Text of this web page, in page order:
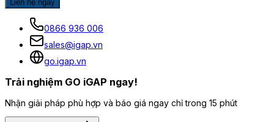
Liên hệ ngay
0866 936 006
sales@igap.vn
go.igap.vn
Trải nghiệm GO iGAP ngay!
Nhận giải pháp phù hợp và báo giá ngay chỉ trong 15 phút